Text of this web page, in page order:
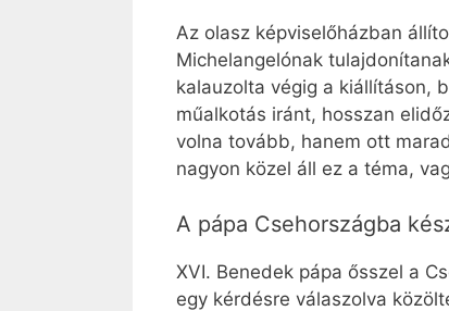
Az olasz képviselőházban
Michelangelónak
kalauzolta végig a kiállításon,
műalkotás iránt, hosszan
volna tovább, hanem ott
nagyon közel áll ez a téma,
A pápa Csehországba
XVI. Benedek pápa ősszel a
egy kérdésre válaszolva